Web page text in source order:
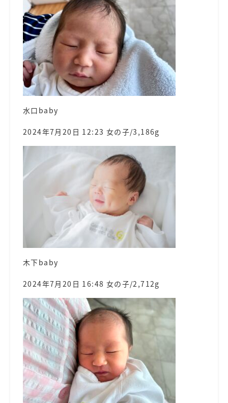
水口baby
2024年7月20日 12:23 女の子/3,186g
木下baby
2024年7月20日 16:48 女の子/2,712g